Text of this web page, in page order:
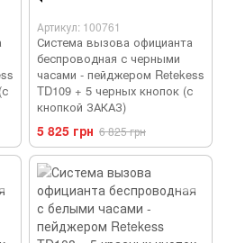
Артикул: 100761
Система вызова официанта
беспроводная с черными
часами - пейджером Retekess
TD109 + 5 черных кнопок (с
кнопкой ЗАКАЗ)
5 825 грн 6 825 грн